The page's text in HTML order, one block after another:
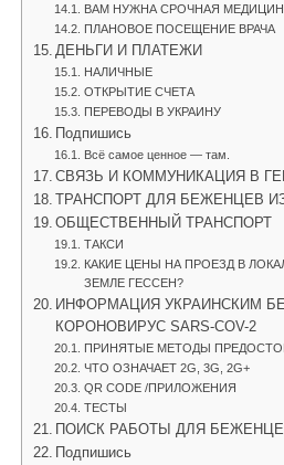
ВАМ НУЖНА СРОЧНАЯ
ПЛАНОВОЕ ПОСЕЩЕНИЕ ВРАЧА
ДЕНЬГИ И ПЛАТЕЖИ
НАЛИЧНЫЕ
ОТКРЫТИЕ СЧЕТА
ПЕРЕВОДЫ В УКРАИНУ
Подпишись
Всё самое ценное — там.
СВЯЗЬ И КОММУНИКАЦИЯ В
ТРАНСПОРТ ДЛЯ БЕЖЕНЦЕВ
ОБЩЕСТВЕННЫЙ ТРАНСПОРТ
ТАКСИ
КАКИЕ ЦЕНЫ НА ПРОЕЗД В
ЗЕМЛЕ ГЕССЕН?
ИНФОРМАЦИЯ УКРАИНСКИМ
КОРОНОВИРУС SARS-COV-2
ПРИНЯТЫЕ МЕТОДЫ
ЧТО ОЗНАЧАЕТ 2G, 3G, 2G+
QR CODE /ПРИЛОЖЕНИЯ
ТЕСТЫ
ПОИСК РАБОТЫ ДЛЯ
Подпишись